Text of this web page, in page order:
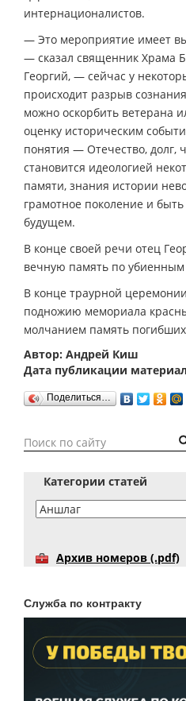
интернационалистов.
— Это мероприятие имеет
— сказал священник Храма
Георгий, — сейчас у
происходит разрыв
можно оскорбить ветерана
оценку историческим
понятия — Отечество, долг,
становится идеологией
памяти, знания истории
грамотное поколение и
будущем.
В конце своей речи отец
вечную память по
В конце траурной
подножию мемориала
молчанием память погибших
Автор: Андрей Киш
Дата публикации
Поделиться…
Категории статей
Архив номеров (.pdf)
Служба по контракту